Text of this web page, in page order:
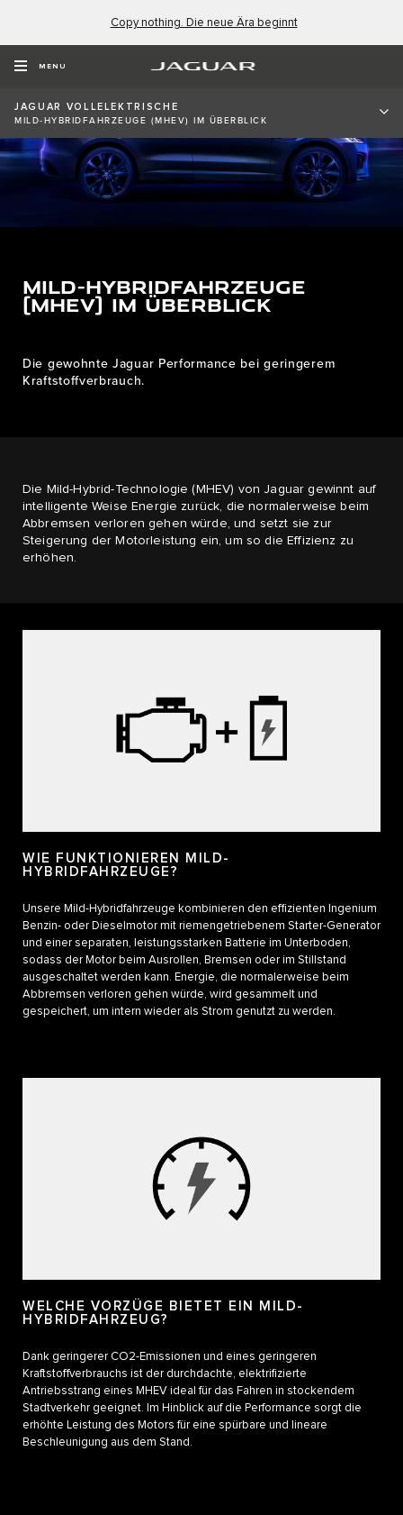
Copy nothing. Die neue Ära beginnt
MENU
JAGUAR VOLLELEKTRISCHE
MILD-HYBRIDFAHRZEUGE (MHEV) IM ÜBERBLICK
MILD-HYBRIDFAHRZEUGE
(MHEV) IM ÜBERBLICK
Die gewohnte Jaguar Performance bei geringerem
Kraftstoffverbrauch.
Die Mild-Hybrid-Technologie (MHEV) von Jaguar gewinnt auf
intelligente Weise Energie zurück, die normalerweise beim
Abbremsen verloren gehen würde, und setzt sie zur
Steigerung der Motorleistung ein, um so die Effizienz zu
erhöhen.
WIE FUNKTIONIEREN MILD-
HYBRIDFAHRZEUGE?
Unsere Mild-Hybridfahrzeuge kombinieren den effizienten Ingenium
Benzin- oder Dieselmotor mit riemengetriebenem Starter-Generator
und einer separaten, leistungsstarken Batterie im Unterboden,
sodass der Motor beim Ausrollen, Bremsen oder im Stillstand
ausgeschaltet werden kann. Energie, die normalerweise beim
Abbremsen verloren gehen würde, wird gesammelt und
gespeichert, um intern wieder als Strom genutzt zu werden.
WELCHE VORZÜGE BIETET EIN MILD-
HYBRIDFAHRZEUG?
Dank geringerer CO2-Emissionen und eines geringeren
Kraftstoffverbrauchs ist der durchdachte, elektrifizierte
Antriebsstrang eines MHEV ideal für das Fahren in stockendem
Stadtverkehr geeignet. Im Hinblick auf die Performance sorgt die
erhöhte Leistung des Motors für eine spürbare und lineare
Beschleunigung aus dem Stand.